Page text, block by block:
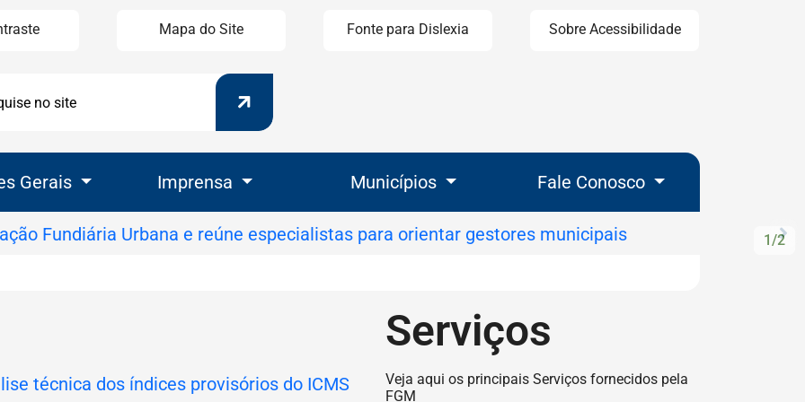
Mapa do Site Fonte para Dislexia Sobre Acessibilidade
Pesquisar
Gerais Imprensa Municípios Fale Conosco
1/2
Seção de Serviços
Serviços
Veja aqui os principais Serviços fornecidos pela
FGM